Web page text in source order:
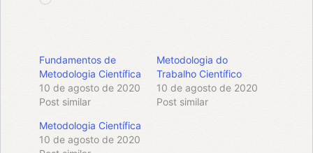
Fundamentos de
Metodologia Científica
10 de agosto de 2020
Post similar
Metodologia do
Trabalho Científico
10 de agosto de 2020
Post similar
Metodologia Científica
10 de agosto de 2020